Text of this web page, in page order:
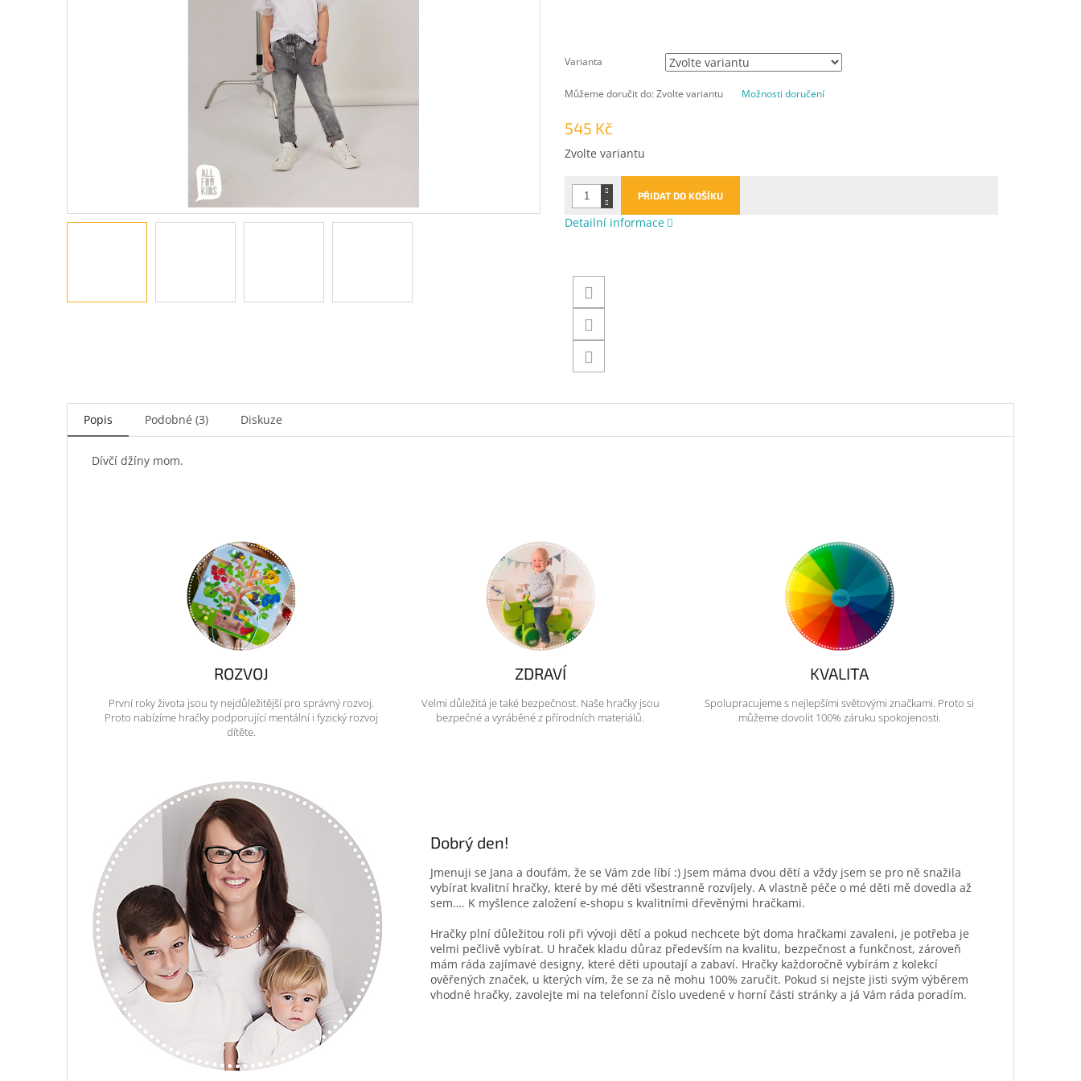
545 Kč
Měrná
Zvolte variantu
Varianta
Můžeme doručit do:Zvolte variantu Možnosti doručení
PŘIDAT DO KOŠÍKU
Detailní informace
Popis Podobné (3) Diskuze
Dívčí džíny mom.
ROZVOJ
První roky života jsou ty nejdůležitější pro správný rozvoj.
Proto nabízíme hračky podporující mentální i fyzický rozvoj
dítěte.
ZDRAVÍ
Velmi důležitá je také bezpečnost. Naše hračky jsou
bezpečné a vyráběné z přírodních materiálů.
KVALITA
Spolupracujeme s nejlepšími světovými značkami. Proto si
můžeme dovolit 100% záruku spokojenosti.
Dobrý den!
Jmenuji se Jana a doufám, že se Vám zde líbí :) Jsem máma dvou dětí a vždy jsem se pro ně snažila
vybírat kvalitní hračky, které by mé děti všestranně rozvíjely. A vlastně péče o mé děti mě dovedla až
sem…. K myšlence založení e-shopu s kvalitními dřevěnými hračkami.
Hračky plní důležitou roli při vývoji dětí a pokud nechcete být doma hračkami zavaleni, je potřeba je
velmi pečlivě vybírat. U hraček kladu důraz především na kvalitu, bezpečnost a funkčnost, zároveň
mám ráda zajímavé designy, které děti upoutají a zabaví. Hračky každoročně vybírám z kolekcí
ověřených značek, u kterých vím, že se za ně mohu 100% zaručit. Pokud si nejste jisti svým výběrem
vhodné hračky, zavolejte mi na telefonní číslo uvedené v horní části stránky a já Vám ráda poradím.